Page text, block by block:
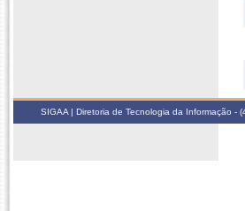
SIGAA | Diretoria de Tecnologia da Informação -